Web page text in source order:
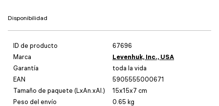
Disponibilidad
ID de producto
67696
Marca
Levenhuk, Inc., USA
Garantía
toda la vida
EAN
5905555000671
Tamaño de paquete (LxAn.xAl.)
15x15x7 cm
Peso del envío
0.65 kg